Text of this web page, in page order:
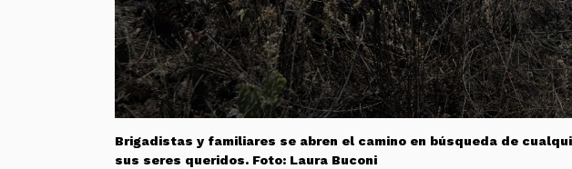
Brigadistas y familiares se abren el camino en búsqueda de
sus seres queridos. Foto: Laura Buconi